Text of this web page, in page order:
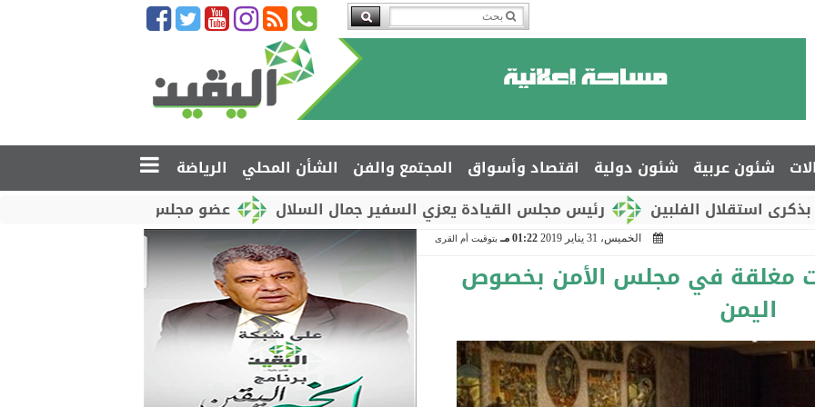
شئون عربية شئون دولية اقتصاد وأسواق المجتمع والفن الشأن المحلي
الرياضة
عضو مجلس القيادة محمود الصبيحي يدشّن
رئيس مجلس القيادة يعزي السفير جمال السلال الفلبين
الخميس، 31 يناير 2019 01:22 مـ بتوقيت أم القرى
مغلقة في مجلس الأمن بخصوص
اليمن